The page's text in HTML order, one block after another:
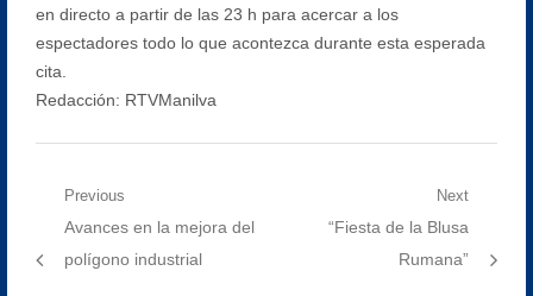
en directo a partir de las 23 h para acercar a los
espectadores todo lo que acontezca durante esta esperada
cita.
Redacción: RTVManilva
Navegación
de
Previous
Previous
post:
Avances en la mejora del
polígono industrial
Next
Next
“Fiesta de la Blusa
Rumana”